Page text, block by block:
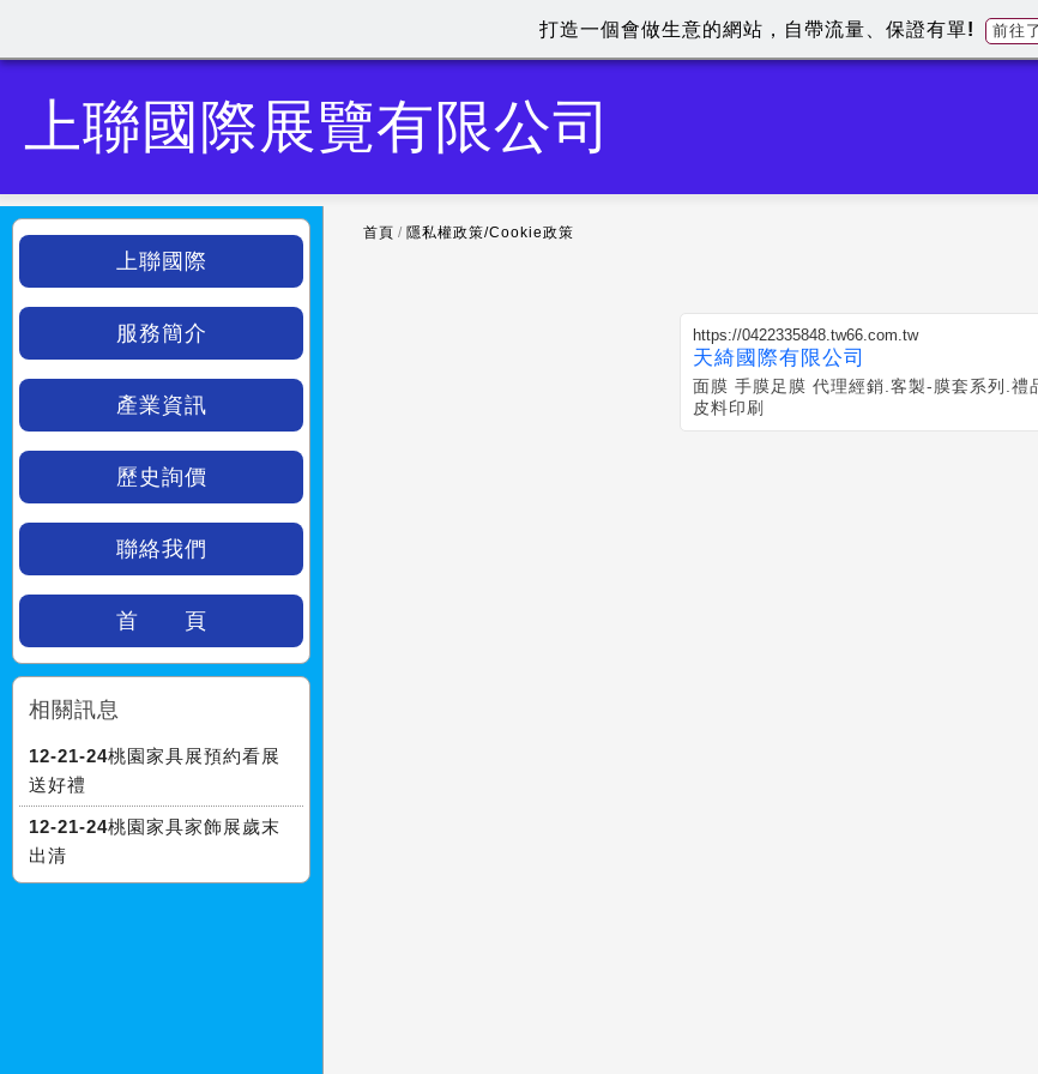
上聯國際展覽有限公司
首頁 / 隱私權政策/Cookie政策
https://0422335848.tw66.com.tw
天綺國際有限公司
面膜 手膜足膜 代理經銷.客製-膜套系列.禮
皮料印刷
上聯國際
服務簡介
產業資訊
歷史詢價
聯絡我們
首 頁
相關訊息
12-21-24桃園家具展預約看展
送好禮
12-21-24桃園家具家飾展歲末
出清
打造一個會做生意的網站，自帶流量、保證有單! 前往